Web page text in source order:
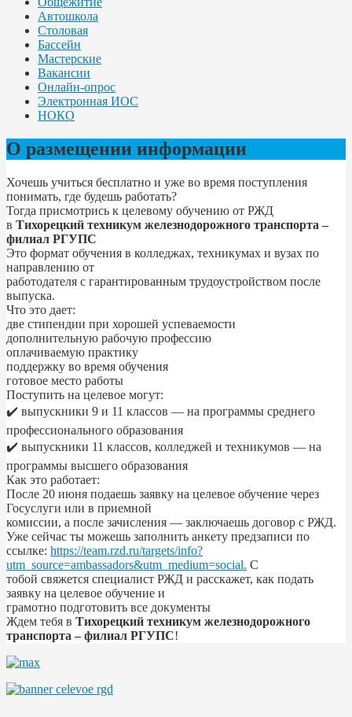
Автошкола
Столовая
Бассейн
Мастерские
Вакансии
Онлайн-опрос
Электронная ИОС
НОКО
О размещении информации
Хочешь учиться бесплатно и уже во время поступления
понимать, где будешь работать?
Тогда присмотрись к целевому обучению от РЖД
в Тихорецкий техникум железнодорожного транспорта –
филиал РГУПС
Это формат обучения в колледжах, техникумах и вузах по
направлению от
работодателя с гарантированным трудоустройством после
выпуска.
Что это дает:
две стипендии при хорошей успеваемости
дополнительную рабочую профессию
оплачиваемую практику
поддержку во время обучения
готовое место работы
Поступить на целевое могут:
✔️ выпускники 9 и 11 классов — на программы среднего
профессионального образования
✔️ выпускники 11 классов, колледжей и техникумов — на
программы высшего образования
Как это работает:
После 20 июня подаешь заявку на целевое обучение через
Госуслуги или в приемной
комиссии, а после зачисления — заключаешь договор с РЖД.
Уже сейчас ты можешь заполнить анкету предзаписи по
ссылке: https://team.rzd.ru/targets/info?
utm_source=ambassadors&utm_medium=social. С
тобой свяжется специалист РЖД и расскажет, как подать
заявку на целевое обучение и
грамотно подготовить все документы
Ждем тебя в Тихорецкий техникум железнодорожного
транспорта – филиал РГУПС!